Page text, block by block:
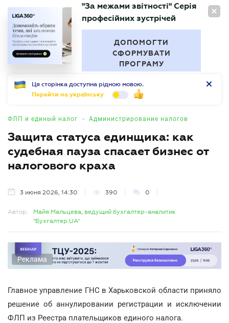
RU
БУХГАЛТЕР
"За межами звітності" Серія
професійних зустрічей
ДОПОМОГТИ
СФОРМУВАТИ
ПРОГРАМУ
Ця сторінка доступна рідною мовою.
Перейти на українську
ФЛП и единый налог • Администрирование налогов
Защита статуса единщика: как
судебная пауза спасает бизнес от
налогового краха
3 июня 2026, 14:30 390 0
Автор:
Майя Мальцева, ведущий бухгалтер-аналитик
"Бухгалтер.UA"
Реклама
Главное управление ГНС в Харьковской области приняло
решение об аннулировании регистрации и исключении
ФЛП из Реестра плательщиков единого налога.